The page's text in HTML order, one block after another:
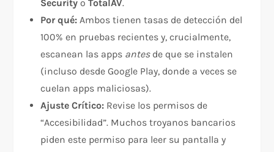
Security oTotalAV.
Por qué: Ambos tienen tasas de detección del
100% en pruebas recientes y, crucialmente,
escanean las apps antesde que se instalen
(incluso desde Google Play, donde a veces se
cuelan apps maliciosas).​
Ajuste Crítico: Revise los permisos de
“Accesibilidad”. Muchos troyanos bancarios
piden este permiso para leer su pantalla y